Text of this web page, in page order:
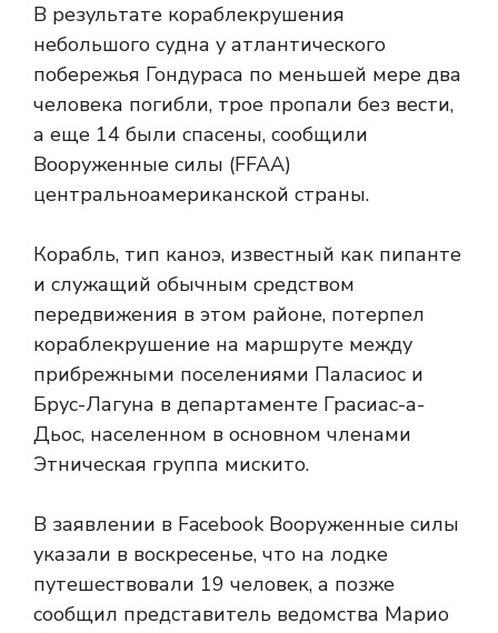
В результате кораблекрушения
небольшого судна у атлантического
побережья Гондураса по меньшей мере два
человека погибли, трое пропали без вести,
а еще 14 были спасены, сообщили
Вооруженные силы (FFAA)
центральноамериканской страны.
Корабль, тип каноэ, известный как пипанте
и служащий обычным средством
передвижения в этом районе, потерпел
кораблекрушение на маршруте между
прибрежными поселениями Паласиос и
Брус-Лагуна в департаменте Грасиас-а-
Дьос, населенном в основном членами
Этническая группа мискито.
В заявлении в Facebook Вооруженные силы
указали в воскресенье, что на лодке
путешествовали 19 человек, а позже
сообщил представитель ведомства Марио